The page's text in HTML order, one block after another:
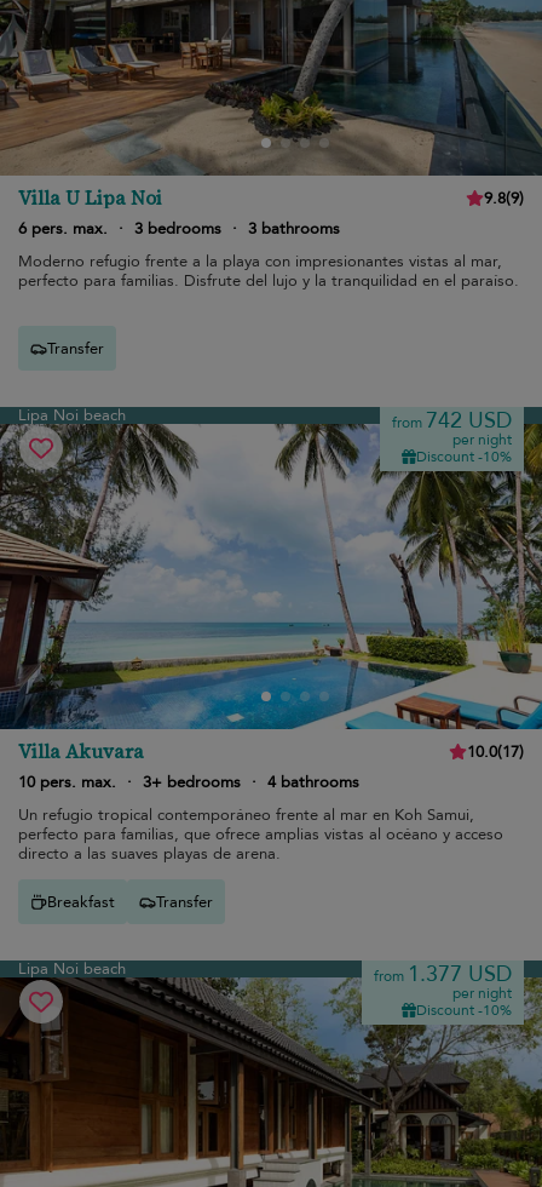
Villa U Lipa Noi 9.8(9)
6 pers. max.
· 3 bedrooms · 3 bathrooms
Moderno refugio frente a la playa con impresionantes vistas al mar,
perfecto para familias. Disfrute del lujo y la tranquilidad en el paraíso.
Transfer
Lipa Noi beach from 742 USD
per night
Discount -10%
Villa Akuvara 10.0(17)
10 pers. max.
· 3+ bedrooms · 4 bathrooms
Un refugio tropical contemporáneo frente al mar en Koh Samui,
perfecto para familias, que ofrece amplias vistas al océano y acceso
directo a las suaves playas de arena.
Breakfast Transfer
Lipa Noi beach from 1.377 USD
per night
Discount -10%